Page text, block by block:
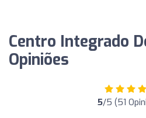
Centro Integrado
Opiniões
5/5 (51